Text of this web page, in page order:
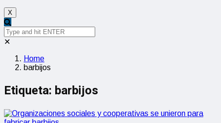
X
✕
Home
barbijos
Etiqueta: barbijos